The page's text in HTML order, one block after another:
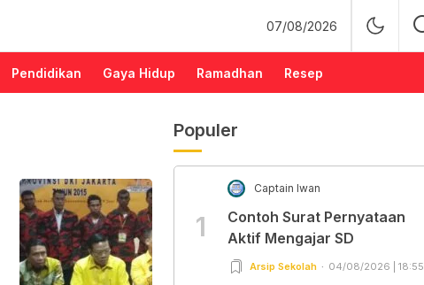
07/08/2026
Pendidikan Gaya Hidup Ramadhan Resep
Populer
1
Captain Iwan
Contoh Surat Pernyataan
Aktif Mengajar SD
Arsip Sekolah 04/08/2026 | 18:55